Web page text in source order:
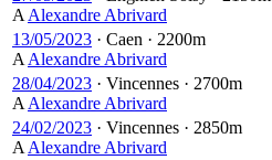
A Alexandre Abrivard
13/05/2023 · Caen · 2200m
A Alexandre Abrivard
28/04/2023 · Vincennes · 2700m
A Alexandre Abrivard
24/02/2023 · Vincennes · 2850m
A Alexandre Abrivard